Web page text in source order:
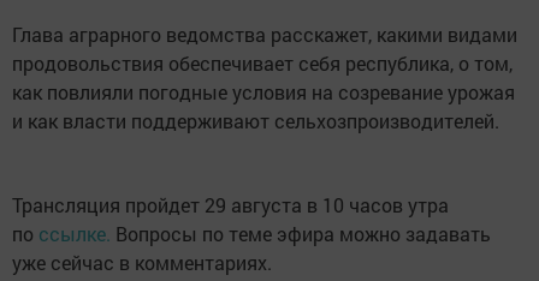
Глава аграрного ведомства расскажет, какими видами
продовольствия обеспечивает себя республика, о том,
как повлияли погодные условия на созревание урожая
и как власти поддерживают сельхозпроизводителей.
Трансляция пройдет 29 августа в 10 часов утра
по ссылке. Вопросы по теме эфира можно задавать
уже сейчас в комментариях.